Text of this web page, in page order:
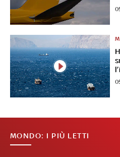
MONDO: I PIÙ LETTI